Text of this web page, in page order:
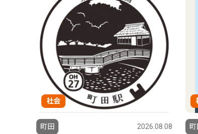
社会
町田 2026.08.08 町